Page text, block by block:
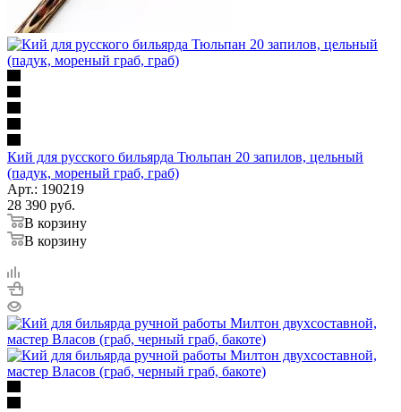
Кий для русского бильярда Тюльпан 20 запилов, цельный
(падук, мореный граб, граб)
Арт.: 190219
28 390 руб.
В корзину
В корзину